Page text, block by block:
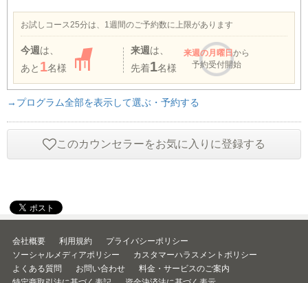
お試しコース25分は、1週間のご予約数に上限があります
今週 は、
あと 1名様
来週 は、
先着1名様
来週の月曜日から
予約受付開始
→プログラム全部を表示して選ぶ・予約する
このカウンセラーをお気に入りに登録する
会社概要 利用規約
プライバシーポリシー
ソーシャルメディアポリシー
カスタマーハラスメントポリシー
よくある質問
お問い合わせ
料金・サービスのご案内